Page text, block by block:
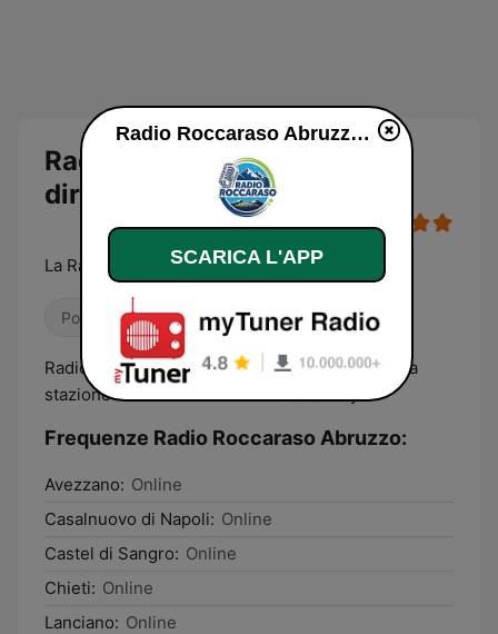
Radio Roccaraso Abruzzo
diretta
La Radio dell'Alto Sangro
Pop / Top 40 Anni '80 Anni '90
Radio Roccaraso trasmette musica e news dalla
stazione sciistica di Roccaraso (AQ) Italy.
Frequenze Radio Roccaraso Abruzzo:
Avezzano: Online
Casalnuovo di Napoli: Online
Castel di Sangro: Online
Chieti: Online
Lanciano: Online
Radio Roccaraso Abruzzo diretta
SCARICA L'APP